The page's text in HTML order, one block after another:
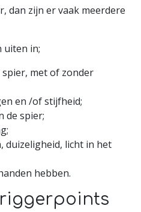
dan zijn er vaak meerdere
uiten in;
met of zonder
en /of stijfheid;
de spier;
duizeligheid, licht in het
hebben.